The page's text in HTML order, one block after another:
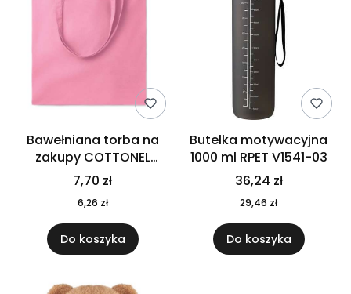
Bawełniana torba na
zakupy COTTONEL
COLOUR++ MO9846-11
7,70 zł
6,26 zł
Do koszyka
Butelka motywacyjna
1000 ml RPET V1541-03
36,24 zł
29,46 zł
Do koszyka